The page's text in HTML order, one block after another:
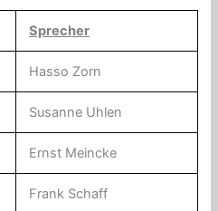
Sprecher
Hasso Zorn
Susanne Uhlen
Ernst Meincke
Frank Schaff